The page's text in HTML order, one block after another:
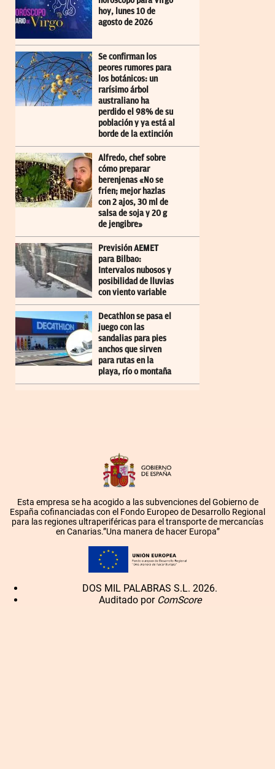
hoy, lunes 10 de
agosto de 2026
Se confirman los
peores rumores para
los botánicos: un
rarísimo árbol
australiano ha
perdido el 98% de su
población y ya está al
borde de la extinción
Alfredo, chef sobre
cómo preparar
berenjenas «No se
fríen; mejor hazlas
con 2 ajos, 30 ml de
salsa de soja y 20 g
de jengibre»
Previsión AEMET
para Bilbao:
Intervalos nubosos y
posibilidad de lluvias
con viento variable
Decathlon se pasa el
juego con las
sandalias para pies
anchos que sirven
para rutas en la
playa, río o montaña
Esta empresa se ha acogido a las subvenciones del Gobierno de
España cofinanciadas con el Fondo Europeo de Desarrollo Regional
para las regiones ultraperiféricas para el transporte de mercancías
en Canarias.”Una manera de hacer Europa”
DOS MIL PALABRAS S.L. 2026.
Auditado por ComScore